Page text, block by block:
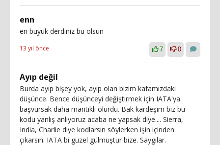
enn
en buyuk derdiniz bu olsun
13 yıl önce 7 0
Ayıp değil
Burda ayıp bişey yok, ayıp olan bizim kafamızdaki
düşünce. Bence düşünceyi değiştirmek için IATA'ya
başvursak daha mantıklı olurdu. Bak kardeşim biz bu
kodu yanlış anlıyoruz acaba ne yapsak diye.... Sierra,
India, Charlie diye kodlarsın söylerken işin içinden
çıkarsın. IATA bi güzel gülmüştür bize. Saygılar.